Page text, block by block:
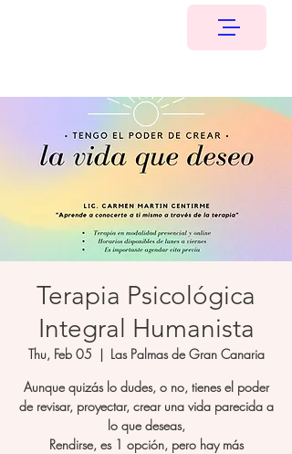
Terapia Psicológica
Integral Humanista
Thu, Feb 05
  |
Las Palmas de Gran Canaria
Aunque quizás lo dudes, o no, tienes el poder
de revisar, proyectar, crear una vida parecida a
lo que deseas,
Rendirse, es 1 opción, pero hay más